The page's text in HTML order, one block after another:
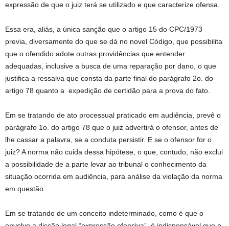
expressão de que o juiz terá se utilizado e que caracterize ofensa.
Essa era, aliás, a única sanção que o artigo 15 do CPC/1973
previa, diversamente do que se dá no novel Código, que possibilita
que o ofendido adote outras providências que entender
adequadas, inclusive a busca de uma reparação por dano, o que
justifica a ressalva que consta da parte final do parágrafo 2o. do
artigo 78 quanto a expedição de certidão para a prova do fato.
Em se tratando de ato processual praticado em audiência, prevê o
parágrafo 1o. do artigo 78 que o juiz advertirá o ofensor, antes de
lhe cassar a palavra, se a conduta persistir. E se o ofensor for o
juiz? A norma não cuida dessa hipótese, o que, contudo, não exclui
a possibilidade de a parte levar ao tribunal o conhecimento da
situação ocorrida em audiência, para análise da violação da norma
em questão.
Em se tratando de um conceito indeterminado, como é que o